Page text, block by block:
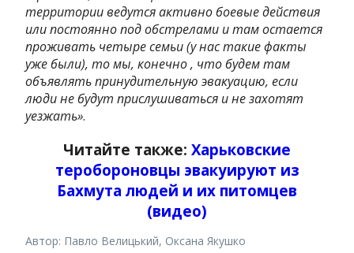
территории ведутся активно боевые действия
или постоянно под обстрелами и там остается
проживать четыре семьи (у нас такие факты
уже были), то мы, конечно , что будем там
объявлять принудительную эвакуацию, если
люди не будут прислушиваться и не захотят
уезжать».
Читайте также: Харьковские
теробороновцы эвакуируют из
Бахмута людей и их питомцев
(видео)
Автор: Павло Велицький, Оксана Якушко